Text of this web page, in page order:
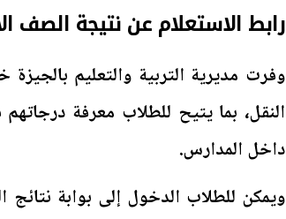
رابط الاستعلام عن نتيجة الصف
وفرت مديرية التربية والتعليم
النقل، بما يتيح للطلاب معرفة
داخل المدارس.
ويمكن للطلاب الدخول إلى بوابة نتائج